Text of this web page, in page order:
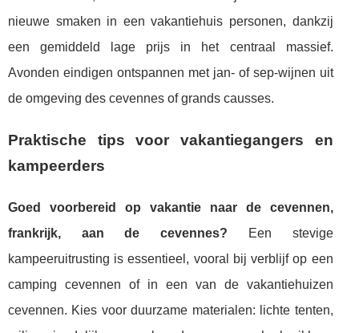
nieuwe smaken in een vakantiehuis personen, dankzij
een gemiddeld lage prijs in het centraal massief.
Avonden eindigen ontspannen met jan- of sep-wijnen uit
de omgeving des cevennes of grands causses.
Praktische tips voor vakantiegangers en
kampeerders
Goed voorbereid op vakantie naar de cevennen,
frankrijk, aan de cevennes? Een stevige
kampeeruitrusting is essentieel, vooral bij verblijf op een
camping cevennen of in een van de vakantiehuizen
cevennen. Kies voor duurzame materialen: lichte tenten,